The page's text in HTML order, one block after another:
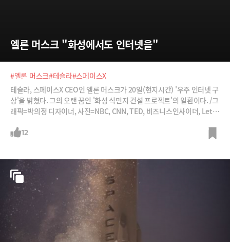
엘론 머스크 "화성에서도 인터넷을"
#엘론 머스크#테슬라#스페이스X
테슬라, 스페이스X CEO인 엘론 머스크가 20일(현지시간) '우주 인터넷 구
상'을 밝혔다. 그의 오랜 꿈인 '화성 식민지 건설 프로젝트'의 일환이다. /그
래픽=박의정 디자이너, 사진=NBC, CNN, TED, 비즈니스인사이더, Lets
12